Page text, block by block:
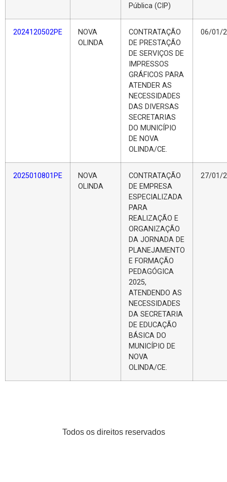
Pública (CIP)
2024120502PE
NOVA
OLINDA
CONTRATAÇÃO
DE PRESTAÇÃO
DE SERVIÇOS DE
IMPRESSOS
GRÁFICOS PARA
ATENDER AS
NECESSIDADES
DAS DIVERSAS
SECRETARIAS
DO MUNICÍPIO
DE NOVA
OLINDA/CE.
06/01/
2025010801PE
NOVA
OLINDA
CONTRATAÇÃO
DE EMPRESA
ESPECIALIZADA
PARA
REALIZAÇÃO E
ORGANIZAÇÃO
DA JORNADA DE
PLANEJAMENTO
E FORMAÇÃO
PEDAGÓGICA
2025,
ATENDENDO AS
NECESSIDADES
DA SECRETARIA
DE EDUCAÇÃO
BÁSICA DO
MUNICÍPIO DE
NOVA
OLINDA/CE.
27/01/
Todos os direitos reservados